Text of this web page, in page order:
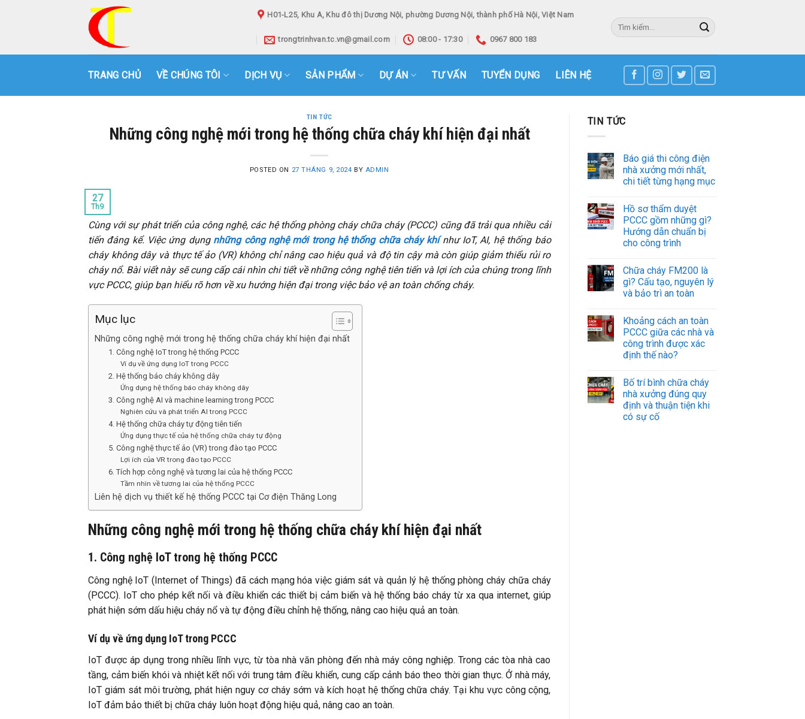
H01-L25, Khu A, Khu đô thị Dương Nội, phường Dương Nội, thành phố Hà Nội, Việt Nam
trongtrinhvan.tc.vn@gmail.com 08:00 - 17:30 0967 800 183
Tìm
kiếm:
TRANG CHỦ VỀ CHÚNG TÔI DỊCH VỤ SẢN PHẨM DỰ ÁN TƯ VẤN TUYỂN DỤNG LIÊN HỆ
TIN TỨC
Những công nghệ mới trong hệ thống chữa cháy khí hiện đại nhất
POSTED ON 27 THÁNG 9, 2024 BY ADMIN
27
Th9
Cùng với sự phát triển của công nghệ, các hệ thống phòng cháy chữa cháy (PCCC) cũng đã trải qua nhiều cải
tiến đáng kể. Việc ứng dụng những công nghệ mới trong hệ thống chữa cháy khínhư IoT, AI, hệ thống báo
cháy không dây và thực tế ảo (VR) không chỉ nâng cao hiệu quả và độ tin cậy mà còn giúp giảm thiểu rủi ro
cháy nổ. Bài viết này sẽ cung cấp cái nhìn chi tiết về những công nghệ tiên tiến và lợi ích của chúng trong lĩnh
vực PCCC, giúp bạn hiểu rõ hơn về xu hướng hiện đại trong việc bảo vệ an toàn chống cháy.
Mục lục
Những công nghệ mới trong hệ thống chữa cháy khí hiện đại nhất
1. Công nghệ IoT trong hệ thống PCCC
Ví dụ về ứng dụng IoT trong PCCC
2. Hệ thống báo cháy không dây
Ứng dụng hệ thống báo cháy không dây
3. Công nghệ AI và machine learning trong PCCC
Nghiên cứu và phát triển AI trong PCCC
4. Hệ thống chữa cháy tự động tiên tiến
Ứng dụng thực tế của hệ thống chữa cháy tự động
5. Công nghệ thực tế ảo (VR) trong đào tạo PCCC
Lợi ích của VR trong đào tạo PCCC
6. Tích hợp công nghệ và tương lai của hệ thống PCCC
Tầm nhìn về tương lai của hệ thống PCCC
Liên hệ dịch vụ thiết kế hệ thống PCCC tại Cơ điện Thăng Long
Những công nghệ mới trong hệ thống chữa cháy khí hiện đại nhất
1. Công nghệ IoT trong hệ thống PCCC
Công nghệ IoT (Internet of Things) đã cách mạng hóa việc giám sát và quản lý hệ thống phòng cháy chữa cháy
(PCCC). IoT cho phép kết nối và điều khiển các thiết bị cảm biến và hệ thống báo cháy từ xa qua internet, giúp
phát hiện sớm dấu hiệu cháy nổ và tự động điều chỉnh hệ thống, nâng cao hiệu quả an toàn.
Ví dụ về ứng dụng IoT trong PCCC
IoT được áp dụng trong nhiều lĩnh vực, từ tòa nhà văn phòng đến nhà máy công nghiệp. Trong các tòa nhà cao
tầng, cảm biến khói và nhiệt kết nối với trung tâm điều khiển, cung cấp cảnh báo theo thời gian thực. Ở nhà máy,
IoT giám sát môi trường, phát hiện nguy cơ cháy sớm và kích hoạt hệ thống chữa cháy. Tại khu vực công cộng,
IoT đảm bảo thiết bị chữa cháy luôn hoạt động hiệu quả, nâng cao an toàn.
TIN TỨC
Báo giá thi công điện
nhà xưởng mới nhất,
chi tiết từng hạng mục
Hồ sơ thẩm duyệt
PCCC gồm những gì?
Hướng dẫn chuẩn bị
cho công trình
Chữa cháy FM200 là
gì? Cấu tạo, nguyên lý
và bảo trì an toàn
Khoảng cách an toàn
PCCC giữa các nhà và
công trình được xác
định thế nào?
Bố trí bình chữa cháy
nhà xưởng đúng quy
định và thuận tiện khi
có sự cố